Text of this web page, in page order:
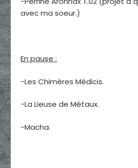
avec ma soeur.)
En pause :
-Les Chimères Médicis.
-La Lieuse de Métaux.
-Macha.